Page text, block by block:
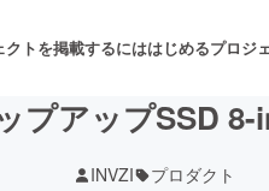
クトを掲載するにははじめるプロジ
プアップSSD 8-
INVZI プロダクト